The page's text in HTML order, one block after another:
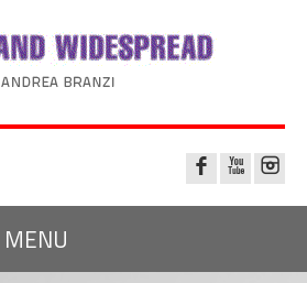
MENU